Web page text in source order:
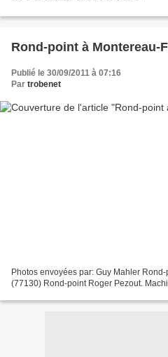
Rond-point à Montereau-
Publié le 30/09/2011 à 07:16
Par trobenet
Photos envoyées par: Guy Mahler
(77130) Rond-point Roger Pezout.